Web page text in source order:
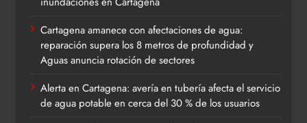
Cartagena amanece con afectaciones de agua:
reparación supera los 8 metros de profundidad y
Aguas anuncia rotación de sectores
Alerta en Cartagena: avería en tubería afecta el servicio
de agua potable en cerca del 30 % de los usuarios